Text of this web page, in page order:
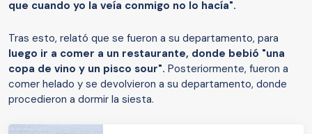
que cuando yo la veía conmigo no lo hacía".
Tras esto, relató que se fueron a su departamento, para
luego ir a comer a un restaurante, donde bebió "una
copa de vino y un pisco sour". Posteriormente, fueron a
comer helado y se devolvieron a su departamento, donde
procedieron a dormir la siesta.